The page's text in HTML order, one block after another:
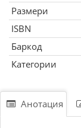
Размери
ISBN
Баркод
Категории
Анотация